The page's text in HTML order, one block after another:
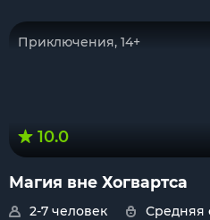
Приключения, 14+
10.0
Магия вне Хогвартса
2-7 человек
Средняя